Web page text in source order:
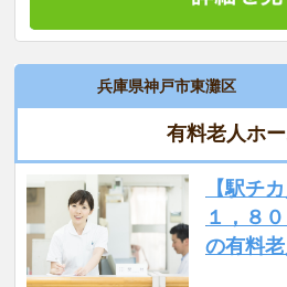
兵庫県神戸市東灘区
有料老人ホ
【駅チ
１，８
の有料